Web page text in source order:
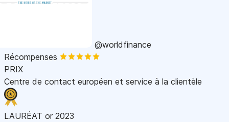
@worldfinance
Récompenses
PRIX
Centre de contact européen et service à la clientèle
LAURÉAT or 2023